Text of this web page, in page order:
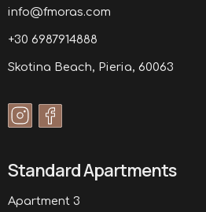
info@fmoras.com
+30 6987914888
Skotina Beach, Pieria, 60063
Standard Apartments
Apartment 3